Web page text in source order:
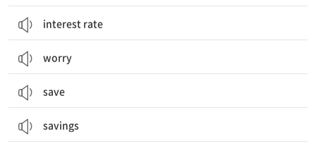
interest rate
worry
save
savings